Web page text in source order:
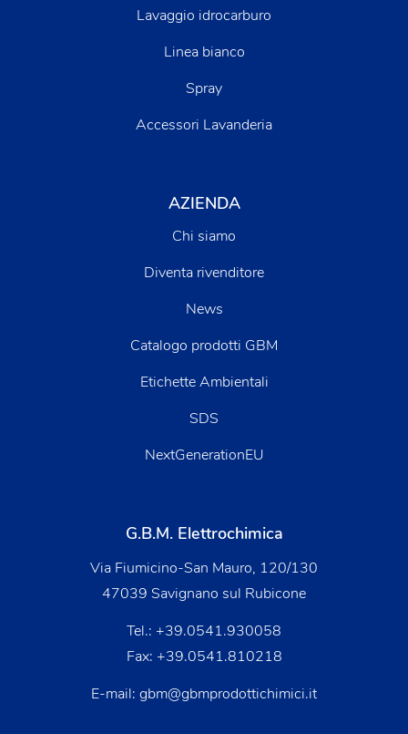
Lavaggio idrocarburo
Linea bianco
Spray
Accessori Lavanderia
AZIENDA
Chi siamo
Diventa rivenditore
News
Catalogo prodotti GBM
Etichette Ambientali
SDS
NextGenerationEU
G.B.M. Elettrochimica
Via Fiumicino-San Mauro, 120/130
47039 Savignano sul Rubicone
Tel.: +39.0541.930058
Fax: +39.0541.810218
E-mail: gbm@gbmprodottichimici.it